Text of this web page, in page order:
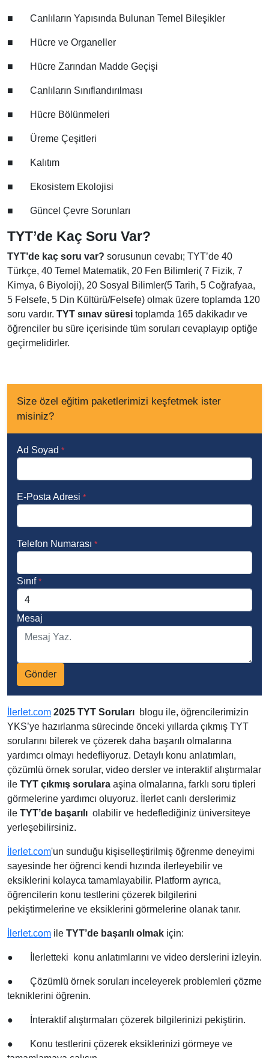
■ Canlıların Yapısında Bulunan Temel Bileşikler
■ Hücre ve Organeller
■ Hücre Zarından Madde Geçişi
■ Canlıların Sınıflandırılması
■ Hücre Bölünmeleri
■ Üreme Çeşitleri
■ Kalıtım
■ Ekosistem Ekolojisi
■ Güncel Çevre Sorunları
TYT’de Kaç Soru Var?
TYT’de kaç soru var? sorusunun cevabı; TYT’de 40
Türkçe, 40 Temel Matematik, 20 Fen Bilimleri( 7 Fizik, 7
Kimya, 6 Biyoloji), 20 Sosyal Bilimler(5 Tarih, 5 Coğrafyaa,
5 Felsefe, 5 Din Kültürü/Felsefe) olmak üzere toplamda 120
soru vardır. TYT sınav süresi toplamda 165 dakikadır ve
öğrenciler bu süre içerisinde tüm soruları cevaplayıp optiğe
geçirmelidirler.
Size özel eğitim paketlerimizi keşfetmek ister
misiniz?
Ad Soyad *
E-Posta Adresi *
Telefon Numarası *
Sınıf*
Mesaj
Gönder
İlerlet.com 2025 TYT Soruları blogu ile, öğrencilerimizin
YKS’ye hazırlanma sürecinde önceki yıllarda çıkmış TYT
sorularını bilerek ve çözerek daha başarılı olmalarına
yardımcı olmayı hedefliyoruz. Detaylı konu anlatımları,
çözümlü örnek sorular, video dersler ve interaktif alıştırmalar
ile TYT çıkmış sorulara aşina olmalarına, farklı soru tipleri
görmelerine yardımcı oluyoruz. İlerlet canlı derslerimiz
ile TYT’de başarılı olabilir ve hedeflediğiniz üniversiteye
yerleşebilirsiniz.
İlerlet.com'un sunduğu kişiselleştirilmiş öğrenme deneyimi
sayesinde her öğrenci kendi hızında ilerleyebilir ve
eksiklerini kolayca tamamlayabilir. Platform ayrıca,
öğrencilerin konu testlerini çözerek bilgilerini
pekiştirmelerine ve eksiklerini görmelerine olanak tanır.
İlerlet.com ile TYT’de başarılı olmak için:
● İlerletteki konu anlatımlarını ve video derslerini izleyin.
● Çözümlü örnek soruları inceleyerek problemleri çözme
tekniklerini öğrenin.
● İnteraktif alıştırmaları çözerek bilgilerinizi pekiştirin.
●
Konu testlerini çözerek eksiklerinizi görmeye ve